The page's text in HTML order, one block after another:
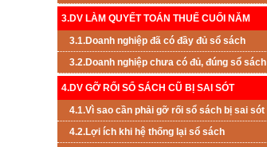
3.DV LÀM QUYẾT TOÁN THUẾ CUỐI NĂM
3.1.Doanh nghiệp đã có đầy đủ sổ sách
3.2.Doanh nghiệp chưa có đủ, đúng sổ sách
4.DV GỠ RỐI SỔ SÁCH CŨ BỊ SAI SÓT
4.1.Vì sao cần phải gỡ rối sổ sách bị sai sót
4.2.Lợi ích khi hệ thống lại sổ sách